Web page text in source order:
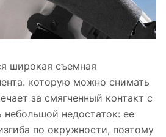
широкая съемная
которую можно снимать
за смягченный контакт с
недостаток: ее
по окружности, поэтому